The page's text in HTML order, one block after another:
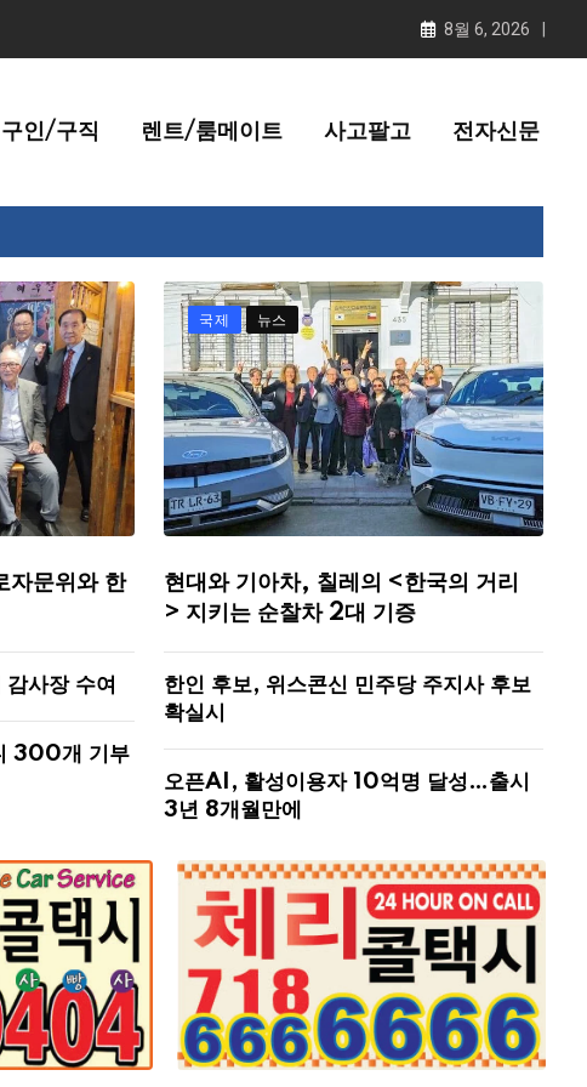
8월 6, 2026
구인/구직 렌트/룸메이트 사고팔고 전자신문
자문위와 한
사장 수여
300개 기부
국제 뉴스
현대와 기아차, 칠레의 <한국의 거리
> 지키는 순찰차 2대 기증
한인 후보, 위스콘신 민주당 주지사 후보
확실시
오픈AI, 활성이용자 10억명 달성…출시
3년 8개월만에